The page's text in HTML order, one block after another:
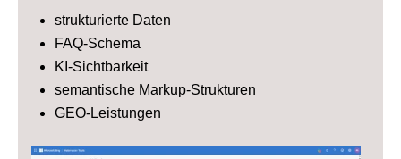
strukturierte Daten
FAQ-Schema
KI-Sichtbarkeit
semantische Markup-Strukturen
GEO-Leistungen